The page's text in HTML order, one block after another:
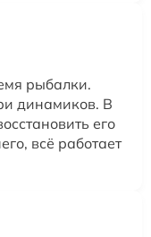
рыбалки.
динамиков. В
его
всё работает